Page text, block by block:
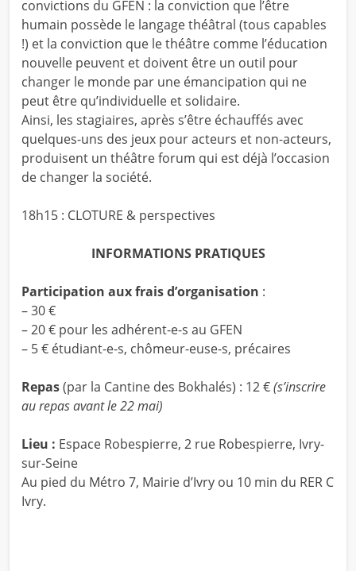
convictions du GFEN : la conviction que l’être
humain possède le langage théâtral (tous capables
!) et la conviction que le théâtre comme l’éducation
nouvelle peuvent et doivent être un outil pour
changer le monde par une émancipation qui ne
peut être qu’individuelle et solidaire.
Ainsi, les stagiaires, après s’être échauffés avec
quelques-uns des jeux pour acteurs et non-acteurs,
produisent un théâtre forum qui est déjà l’occasion
de changer la société.
18h15 : CLOTURE & perspectives
INFORMATIONS PRATIQUES
Participation aux frais d’organisation :
– 30 €
– 20 € pour les adhérent-e-s au GFEN
– 5 € étudiant-e-s, chômeur-euse-s, précaires
Repas(par la Cantine des Bokhalés) : 12 €(s’inscrire
au repas avant le 22 mai)
Lieu : Espace Robespierre, 2 rue Robespierre, Ivry-
sur-Seine
Au pied du Métro 7, Mairie d’Ivry ou 10 min du RER C
Ivry.